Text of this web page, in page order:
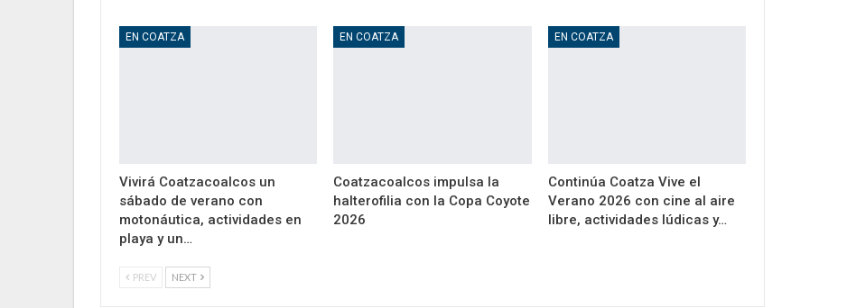
EN COATZA
Vivirá Coatzacoalcos un
sábado de verano con
motonáutica, actividades en
playa y un…
EN COATZA
Coatzacoalcos impulsa la
halterofilia con la Copa Coyote
2026
EN COATZA
Continúa Coatza Vive el
Verano 2026 con cine al aire
libre, actividades lúdicas y…
PREV NEXT